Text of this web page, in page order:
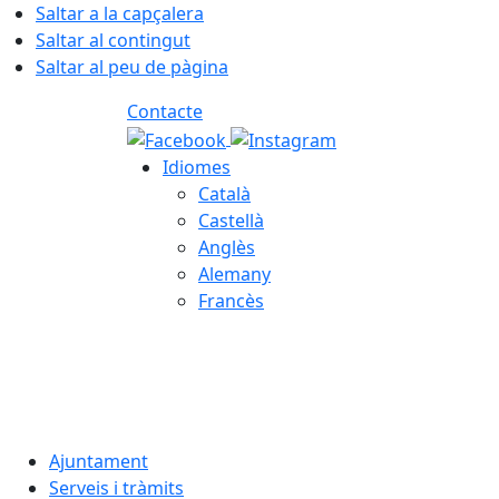
Saltar a la capçalera
Saltar al contingut
Saltar al peu de pàgina
Contacte
Idiomes
Català
Castellà
Anglès
Alemany
Francès
Ajuntament
Serveis i tràmits